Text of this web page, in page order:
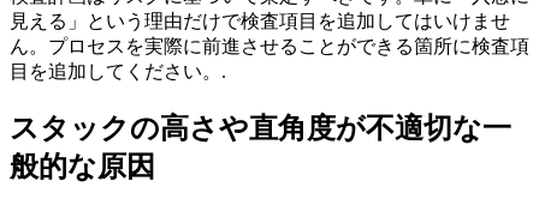
見える」という理由だけで検査項目を追加してはいけませ
ん。プロセスを実際に前進させることができる箇所に検査項
目を追加してください。.
スタックの高さや直角度が不適切な一
般的な原因